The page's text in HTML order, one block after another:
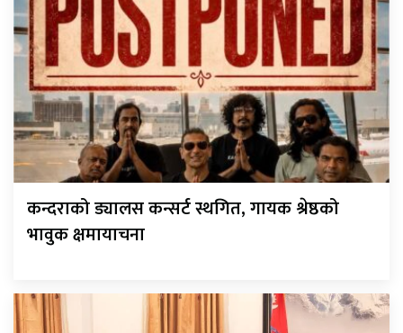
कन्दराको ड्यालस कन्सर्ट स्थगित, गायक श्रेष्ठको
भावुक क्षमायाचना